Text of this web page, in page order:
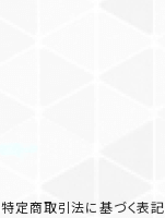
特定商取引法に基づく表記